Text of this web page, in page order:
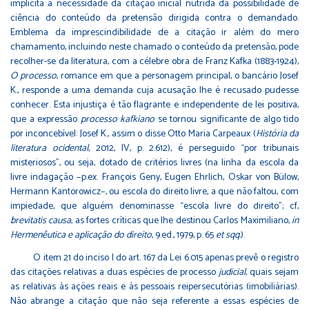
implicita a necessidade da citação inicial nutrida da possibilidade de
ciência do conteúdo da pretensão dirigida contra o demandado.
Emblema da imprescindibilidade de a citação ir além do mero
chamamento, incluindo neste chamado o conteúdo da pretensão, pode
recolher-se da literatura, com a célebre obra de Franz Kafka (1883-1924),
O processo, romance em que a personagem principal, o bancário Josef
K., responde a uma demanda cuja acusação lhe é recusado pudesse
conhecer. Esta injustiça é tão flagrante e independente de lei positiva,
que a expressão processo kafkiano se tornou significante de algo tido
por inconcebível: Josef K., assim o disse Otto Maria Carpeaux (História da
literatura ocidental, 2012, IV, p. 2.612), é perseguido “por tribunais
misteriosos”, ou seja, dotado de critérios livres (na linha da escola da
livre indagação −p.ex. François Geny, Eugen Ehrlich, Oskar von Bülow,
Hermann Kantorowicz−, ou escola do direito livre, a que não faltou, com
impiedade, que alguém denominasse “escola livre do direito”; cf,
brevitatis causa, as fortes críticas que lhe destinou Carlos Maximiliano,in
Hermenêutica e aplicação do direito, 9.ed., 1979, p. 65et sqq.).
O item 21 do inciso I do art. 167 da Lei 6.015 apenas prevê o registro
das citações relativas a duas espécies de processojudicial, quais sejam
as relativas às ações reais e às pessoais reipersecutórias (imobiliárias).
Não abrange a citação que não seja referente a essas espécies de